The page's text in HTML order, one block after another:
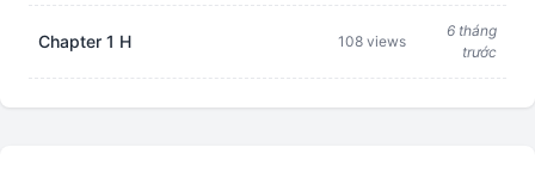
Chapter 1 H 108 views
6 tháng
trước